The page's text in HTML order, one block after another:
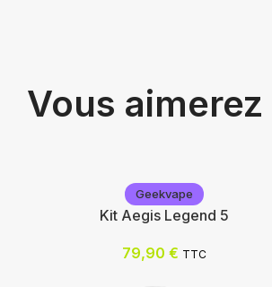
Vous
Geekvape
Kit Aegis Legend 5
79,90 € TTC